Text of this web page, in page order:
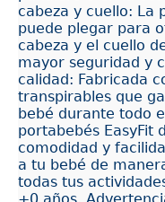
cabeza y cuello: La
puede plegar para
cabeza y el cuello
mayor seguridad y
calidad: Fabricada
transpirables que
bebé durante todo
portabebés EasyFit
comodidad y
a tu bebé de
todas tus